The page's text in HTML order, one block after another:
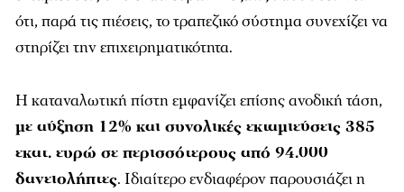
ότι, παρά τις πιέσεις, το τραπεζικό σύστημα συνεχίζει να
στηρίζει την επιχειρηματικότητα.
Η καταναλωτική πίστη εμφανίζει επίσης ανοδική τάση,
με αύξηση 12% και συνολικές εκταμιεύσεις 385
εκατ. ευρώ σε περισσότερους από 94.000
δανειολήπτες. Ιδιαίτερο ενδιαφέρον παρουσιάζει η